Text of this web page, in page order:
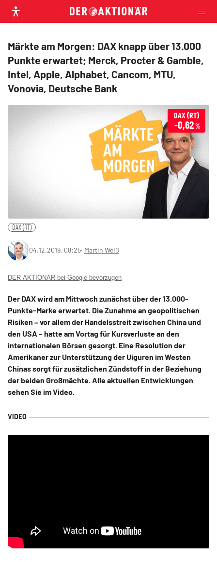
Märkte am Morgen: DAX knapp über 13.000
Punkte erwartet; Merck, Procter & Gamble,
Intel, Apple, Alphabet, Cancom, MTU,
Vonovia, Deutsche Bank
DAX (RT)
-0,62%
DAX (RT)
04.12.2019, 08:25‧ Martin Weiß
DER AKTIONÄR bei Google bevorzugen
Der DAX wird am Mittwoch zunächst über der 13.000-
Punkte-Marke erwartet. Die Zunahme an geopolitischen
Risiken – vor allem der Handelsstreit zwischen China und
den USA – hatte am Vortag für Kursverluste an den
internationalen Börsen gesorgt. Eine Resolution der
Amerikaner zur Unterstützung der Uiguren im Westen
Chinas sorgt für zusätzlichen Zündstoff in der Beziehung
der beiden Großmächte. Alle aktuellen Entwicklungen
sehen Sie im Video.